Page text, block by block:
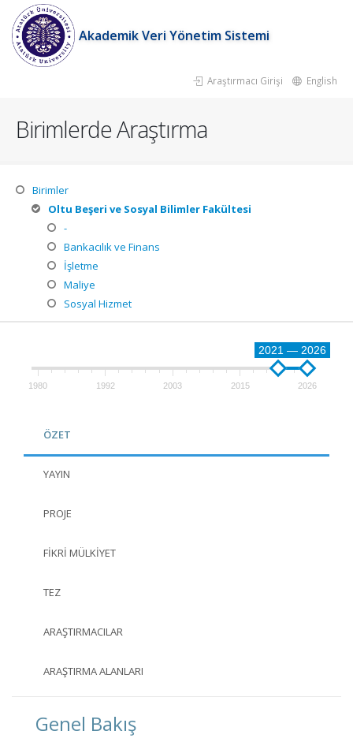
Akademik Veri Yönetim Sistemi
Araştırmacı Girişi English
Birimlerde Araştırma
Birimler
Oltu Beşeri ve Sosyal Bilimler Fakültesi
-
Bankacılık ve Finans
İşletme
Maliye
Sosyal Hizmet
2021 — 2026
1980 1992 2003 2015 2026
ÖZET
YAYIN
PROJE
FIKRI MÜLKIYET
TEZ
ARAŞTIRMACILAR
ARAŞTIRMA ALANLARI
Genel Bakış